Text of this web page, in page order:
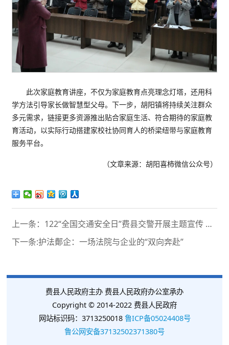
此次家庭教育讲座，不仅为家庭教育点亮理念灯塔，还用科
学方法引导家长做智慧型父母。下一步，胡阳镇将持续关注群众
多元需求，链接更多资源推出贴合家庭生活、符合期待的家庭教
育活动，以实际行动搭建家校社协同育人的桥梁纽带与家庭教育
服务平台。
（文章来源：胡阳喜柿微信公众号）
上一条：122“全国交通安全日”费县交警开展主题宣传 筑牢安全防线
下一条:护法鄪企：一场法院与企业的“双向奔赴”
费县人民政府主办 费县人民政府办公室承办
Copyright © 2014-2022 费县人民政府
网站标识码：3713250018 鲁ICP备05024408号
鲁公网安备37132502371380号